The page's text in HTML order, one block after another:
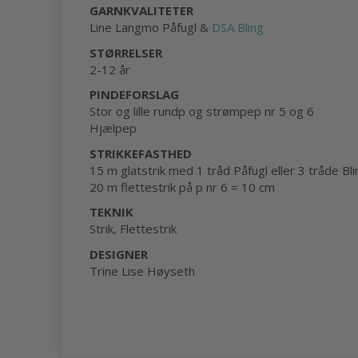
GARNKVALITETER
Line Langmo Påfugl & DSA Bling
STØRRELSER
2-12 år
PINDEFORSLAG
Stor og lille rundp og strømpep nr 5 og 6
Hjælpep
STRIKKEFASTHED
15 m glatstrik med 1 tråd Påfugl eller 3 tråde
20 m flettestrik på p nr 6 = 10 cm
TEKNIK
Strik, Flettestrik
DESIGNER
Trine Lise Høyseth